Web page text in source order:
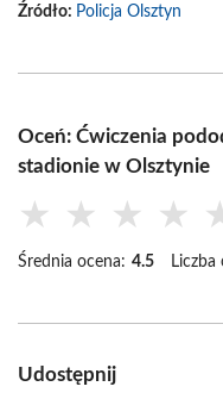
Źródło: Policja Olsztyn
Oceń: Ćwiczenia
stadionie w Olsztynie
★ ★ ★ ★
Średnia ocena: 4.5 Liczba
Udostępnij